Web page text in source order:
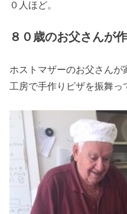
０人ほど。
８０歳のお父さんが
ホストマザーのお父さん
工房で手作りピザを振舞っ